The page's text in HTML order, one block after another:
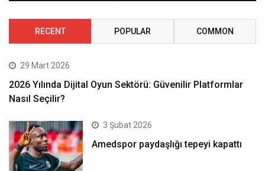
RECENT POPULAR COMMON
29 Mart 2026
2026 Yılında Dijital Oyun Sektörü: Güvenilir Platformlar
Nasıl Seçilir?
3 Şubat 2026
Amedspor paydaşlığı tepeyi kapattı